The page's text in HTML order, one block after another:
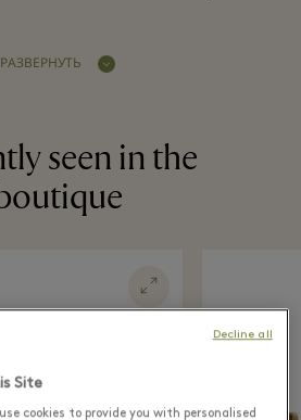
РАЗВЕРНУТЬ
seen in the
Site
cookies to provide you with personalised
Decline all